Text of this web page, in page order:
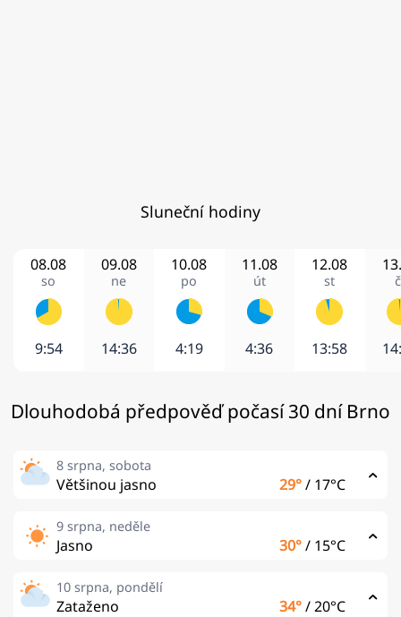
Sluneční hodiny
08.08
so
9:54
09.08
ne
14:36
10.08
po
4:19
11.08
út
4:36
12.08
st
13:58
Dlouhodobá předpověď počasí 30 dní Brno
8 srpna, sobota
Většinou jasno 29°/ 17°C
9 srpna, neděle
Jasno 30°/ 15°C
10 srpna, pondělí
Zataženo 34°/20°C